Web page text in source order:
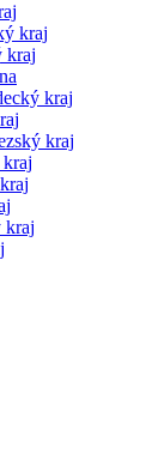
kraj
kraj
kraj
kraj
kraj